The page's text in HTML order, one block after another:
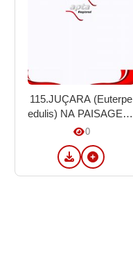
115.JUÇARA (Euterpe
edulis) NA PAISAGEM:
COMO DIFERENTES
TIPOLOGIAS
INFLUENCIAM SUA
PRODUÇÃO NA MATA
0